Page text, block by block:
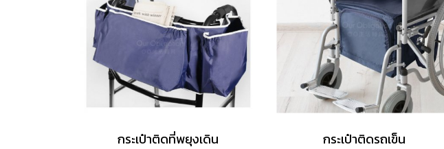
กระเป๋าติดที่พยุงเดิน
กระเป๋าติดรถเข็น